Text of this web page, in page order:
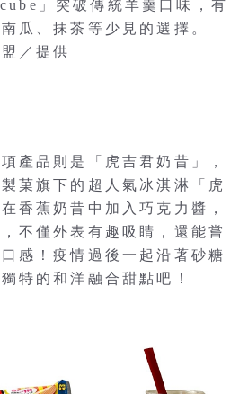
」突破傳統羊羹口味，有
瓜、抹茶等少見的選擇。
／提供
產品則是「虎吉君奶昔」，
菓旗下的超人氣冰淇淋「虎
香蕉奶昔中加入巧克力醬，
不僅外表有趣吸睛，還能嘗
感！疫情過後一起沿著砂糖
特的和洋融合甜點吧！